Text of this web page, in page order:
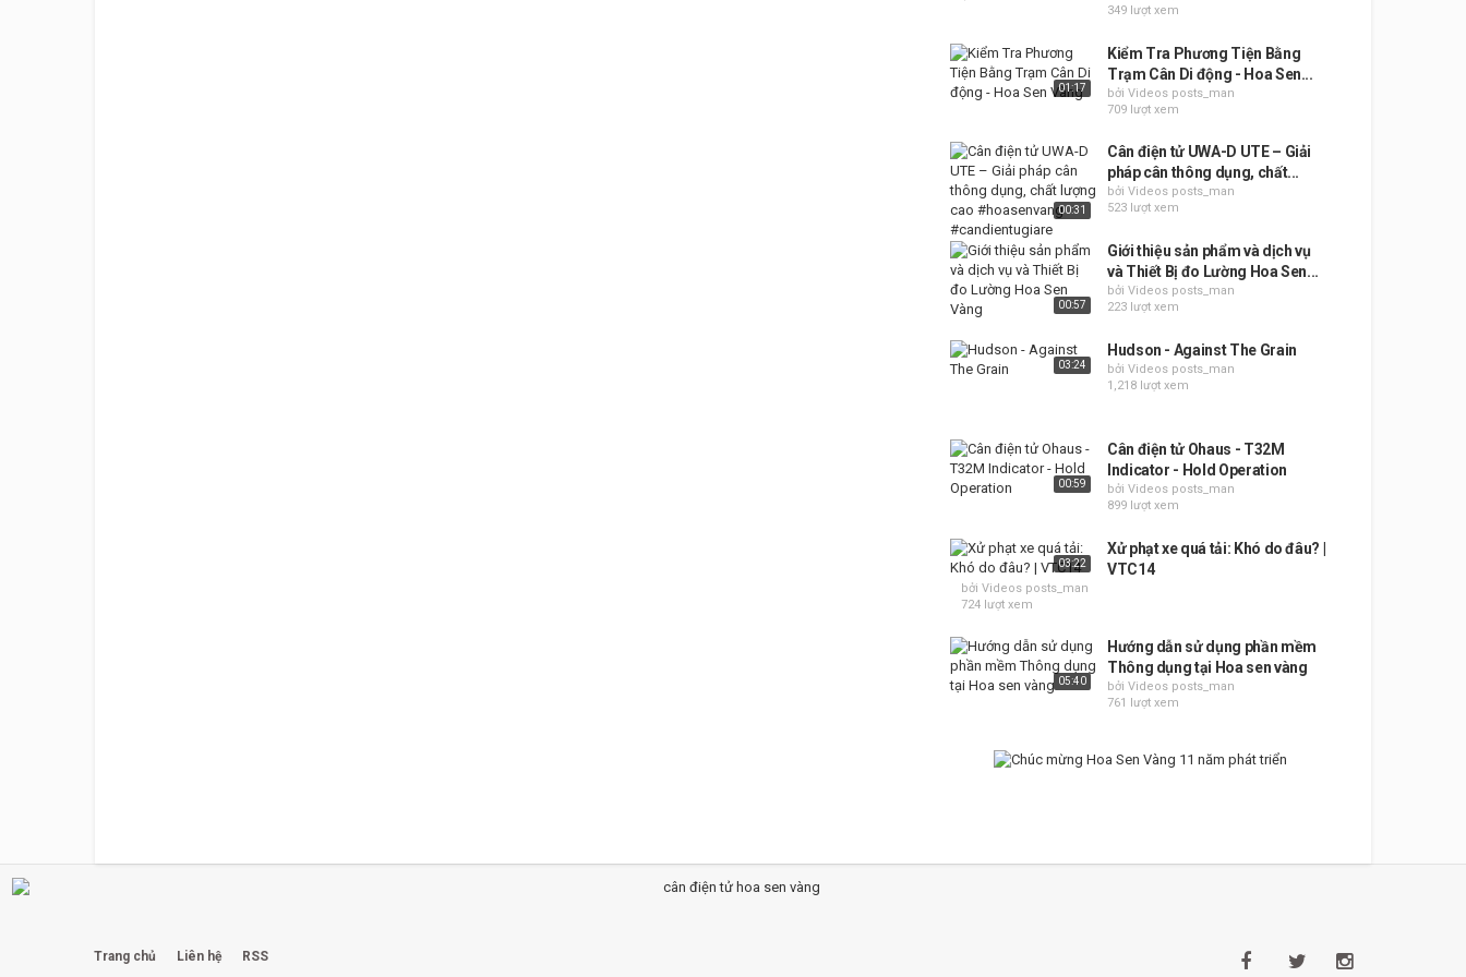
349 lượt xem
01:17
Kiểm Tra Phương Tiện Bằng
Trạm Cân Di động - Hoa Sen...
bởi Videos posts_man
709 lượt xem
00:31
Cân điện tử UWA-D UTE – Giải
pháp cân thông dụng, chất...
bởi Videos posts_man
523 lượt xem
00:57
Giới thiệu sản phẩm và dịch vụ
và Thiết Bị đo Lường Hoa Sen...
bởi Videos posts_man
223 lượt xem
03:24
Hudson - Against The Grain
bởi Videos posts_man
1,218 lượt xem
00:59
Cân điện tử Ohaus - T32M
Indicator - Hold Operation
bởi Videos posts_man
899 lượt xem
03:22
Xử phạt xe quá tải: Khó do đâu? |
VTC14
bởi Videos posts_man
724 lượt xem
05:40
Hướng dẫn sử dụng phần mềm
Thông dụng tại Hoa sen vàng
bởi Videos posts_man
761 lượt xem
Trang chủ Liên hệ RSS